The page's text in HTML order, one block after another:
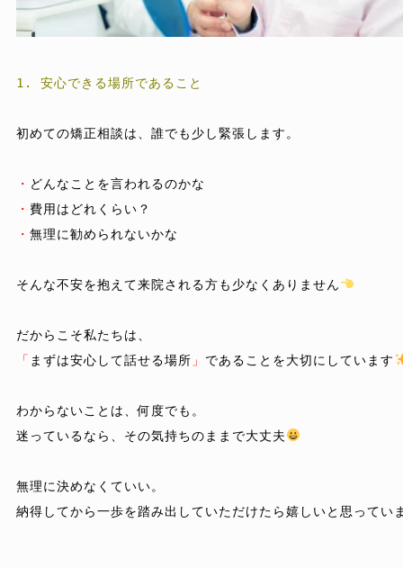
1. 安心できる場所であること
初めての矯正相談は、誰でも少し緊張します。
・
・
・ 無理に勧められないかな
そんな不安を抱えて来院される方も少なくありません
「 まずは安心して話せる場所 」 であることを大切にしています
わからないことは、何度でも。
迷っているなら、その気持ちのままで大丈夫
納得してから一歩を踏み出していただけたら嬉しいと思ってい